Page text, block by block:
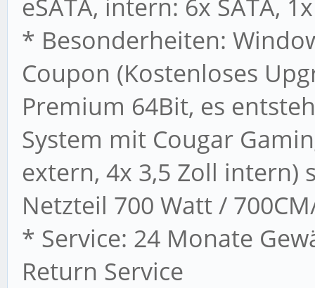
eSATA, intern: 6x SATA,
* Besonderheiten:
Coupon (Kostenloses
Premium 64Bit, es
System mit Cougar
extern, 4x 3,5 Zoll intern)
Netzteil 700 Watt /
* Service: 24 Monate
Return Service